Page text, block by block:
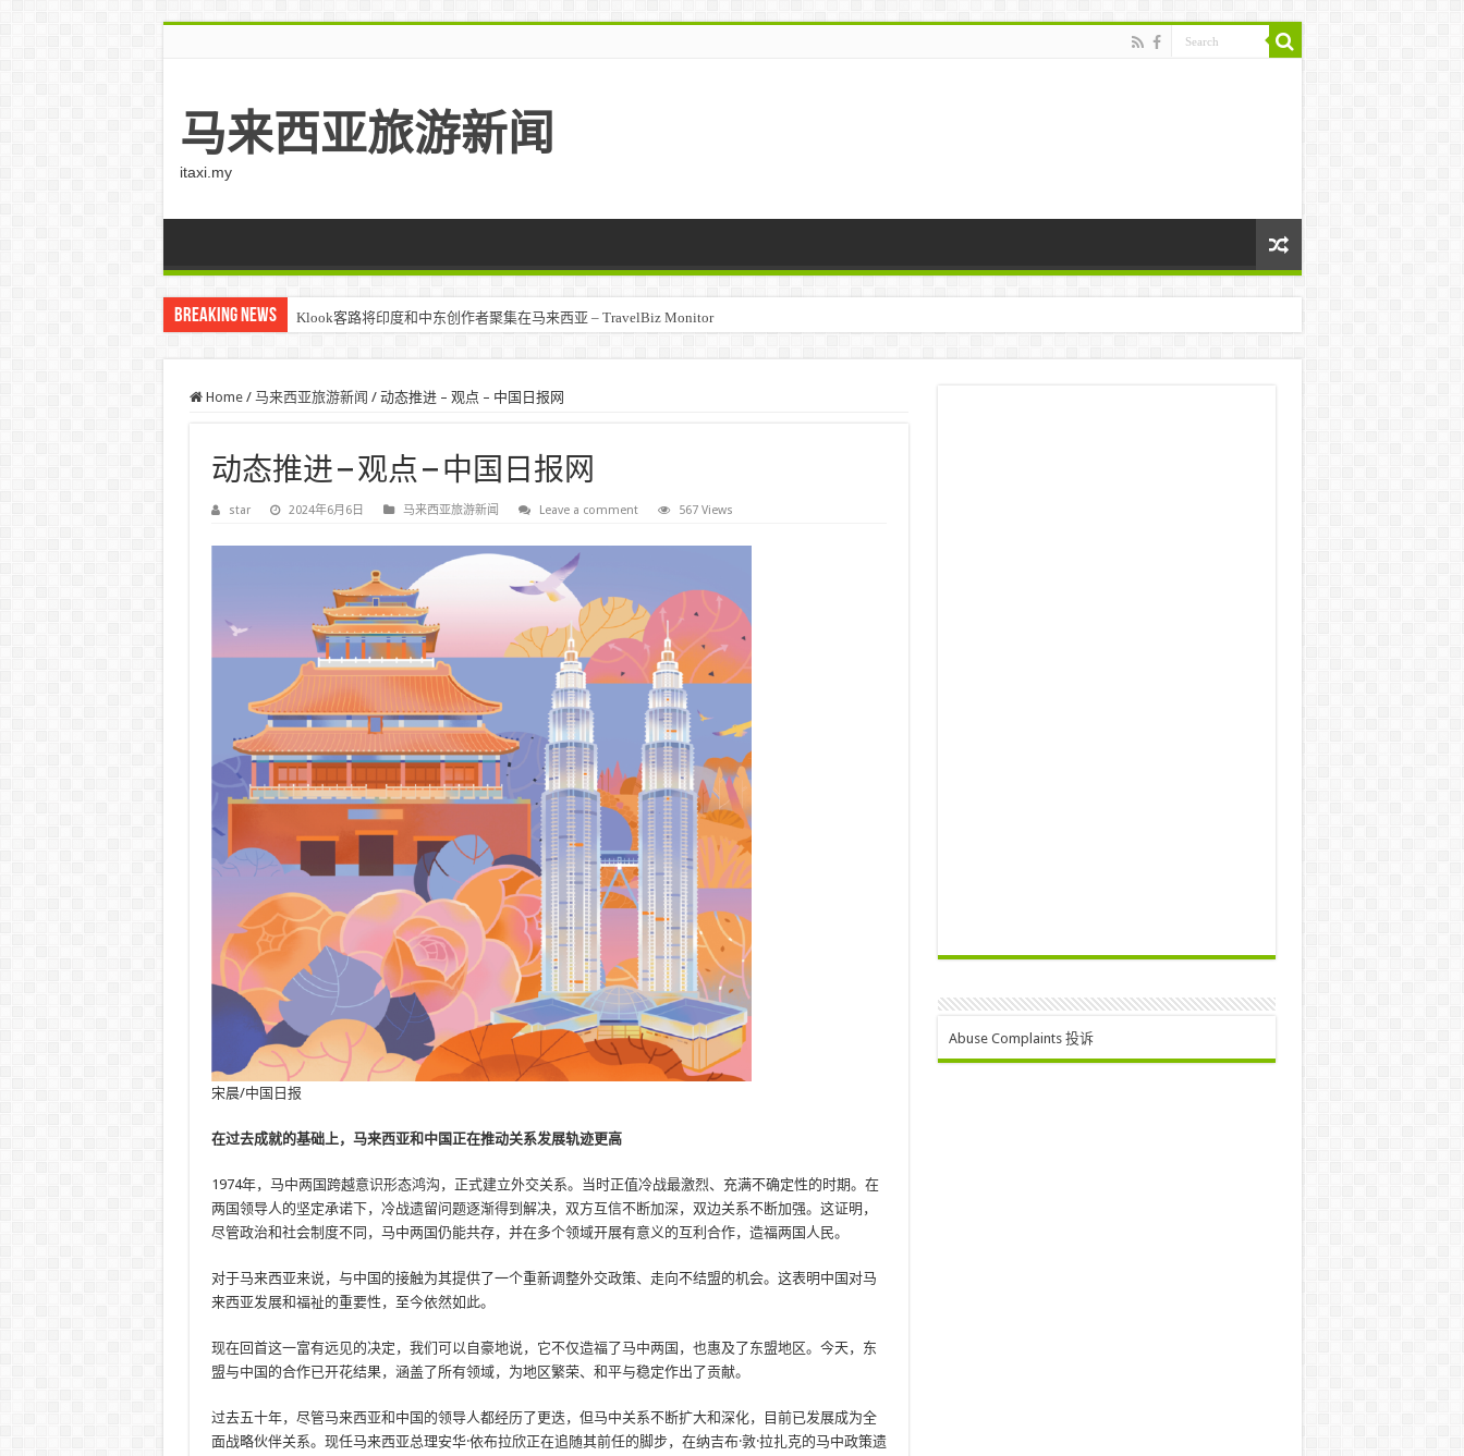
马来西亚旅游新闻
itaxi.my
Breaking News Klook客路将印度和中东创作者聚集在马来西亚 – TravelBiz Monitor
Home / 马来西亚旅游新闻 / 动态推进 – 观点 – 中国日报网
动态推进 – 观点 – 中国日报网
star 2024年6月6日 马来西亚旅游新闻 Leave a comment 567 Views
宋晨/中国日报
在过去成就的基础上，马来西亚和中国正在推动关系发展轨迹更高
1974年，马中两国跨越意识形态鸿沟，正式建立外交关系。当时正值冷战最激烈、充满不确定性的时期。在
两国领导人的坚定承诺下，冷战遗留问题逐渐得到解决，双方互信不断加深，双边关系不断加强。这证明，
尽管政治和社会制度不同，马中两国仍能共存，并在多个领域开展有意义的互利合作，造福两国人民。
对于马来西亚来说，与中国的接触为其提供了一个重新调整外交政策、走向不结盟的机会。这表明中国对马
来西亚发展和福祉的重要性，至今依然如此。
现在回首这一富有远见的决定，我们可以自豪地说，它不仅造福了马中两国，也惠及了东盟地区。今天，东
盟与中国的合作已开花结果，涵盖了所有领域，为地区繁荣、和平与稳定作出了贡献。
过去五十年，尽管马来西亚和中国的领导人都经历了更迭，但马中关系不断扩大和深化，目前已发展成为全
面战略伙伴关系。现任马来西亚总理安华·依布拉欣正在追随其前任的脚步，在纳吉布·敦·拉扎克的马中政策遗
Abuse Complaints 投诉